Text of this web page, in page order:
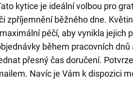
kytice je ideální volbou pro
zpříjemnění běžného dne.
péčí, aby vynikla jejich
během pracovních dnů
přesný čas doručení.
Navíc je Vám k dispozici